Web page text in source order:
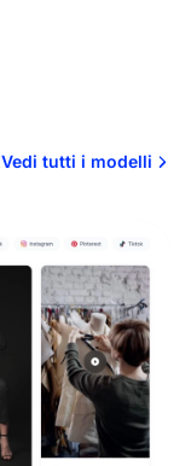
Vedi tutti i modelli